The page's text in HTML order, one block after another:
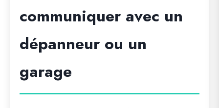
communiquer avec un
dépanneur ou un
garage